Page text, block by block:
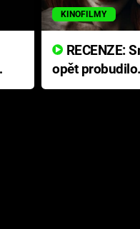
KINOFILMY
opět
přichází s